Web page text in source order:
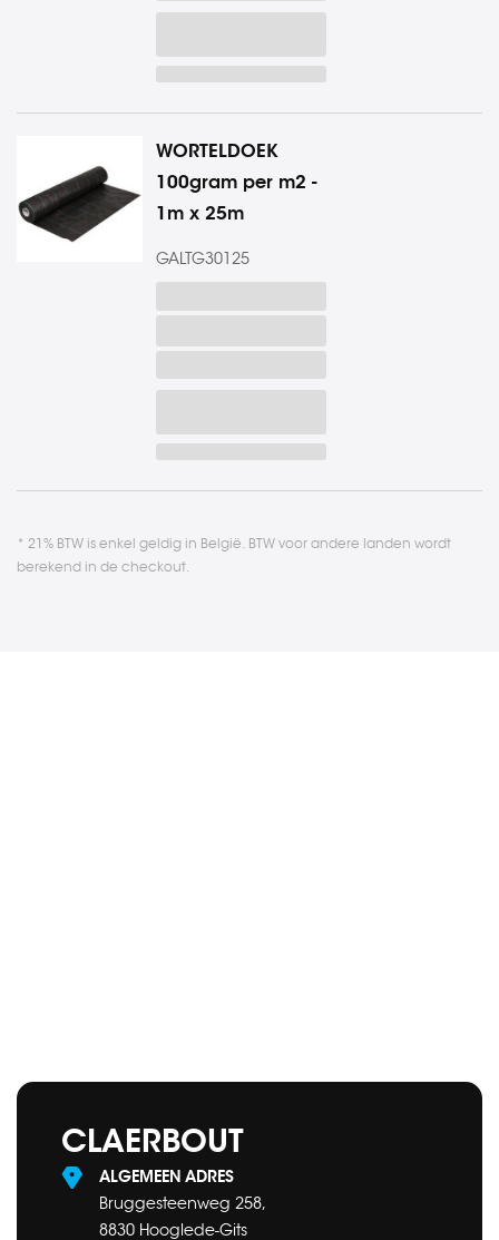
WORTELDOEK
100gram per m2 -
1m x 25m
GALTG30125
* 21% BTW is enkel geldig in België. BTW voor andere landen wordt
berekend in de checkout.
CLAERBOUT
ALGEMEEN ADRES
Bruggesteenweg 258,
8830 Hooglede-Gits